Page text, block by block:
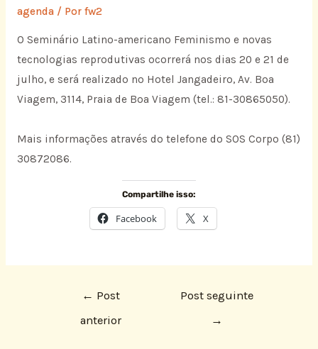
agenda/ Por fw2
O Seminário Latino-americano Feminismo e novas
tecnologias reprodutivas ocorrerá nos dias 20 e 21 de
julho, e será realizado no Hotel Jangadeiro, Av. Boa
Viagem, 3114, Praia de Boa Viagem (tel.: 81-30865050).
Mais informações através do telefone do SOS Corpo (81)
30872086.
Compartilhe isso:
Facebook X
← Post
anterior
Post seguinte
→